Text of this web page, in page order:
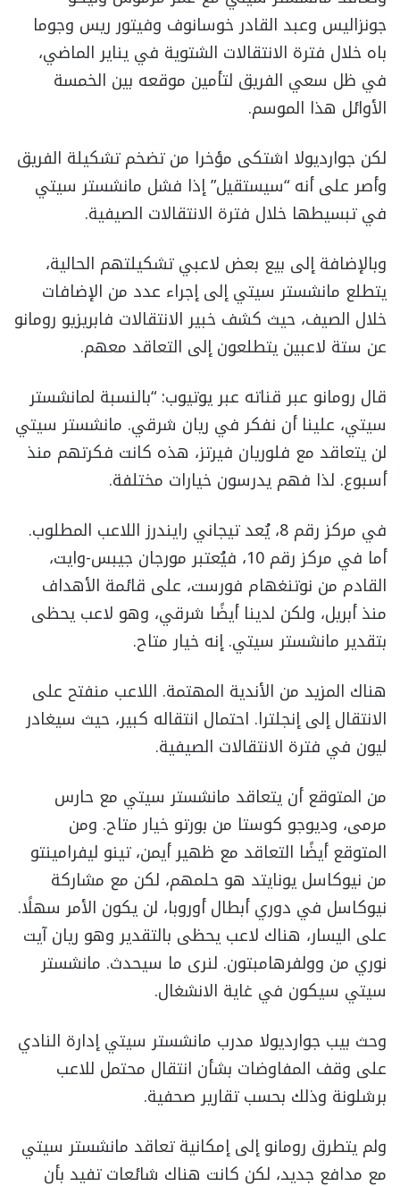
جونزاليس وعبد القادر خوسانوف وفيتور ريس وجوما
باه خلال فترة الانتقالات الشتوية في يناير الماضي،
في ظل سعي الفريق لتأمين موقعه بين الخمسة
الأوائل هذا الموسم.
لكن جوارديولا اشتكى مؤخرا من تضخم تشكيلة الفريق
وأصر على أنه “سيستقيل” إذا فشل مانشستر سيتي
في تبسيطها خلال فترة الانتقالات الصيفية.
وبالإضافة إلى بيع بعض لاعبي تشكيلتهم الحالية،
يتطلع مانشستر سيتي إلى إجراء عدد من الإضافات
خلال الصيف، حيث كشف خبير الانتقالات فابريزيو رومانو
عن ستة لاعبين يتطلعون إلى التعاقد معهم.
قال رومانو عبر قناته عبر يوتيوب: “بالنسبة لمانشستر
سيتي، علينا أن نفكر في ريان شرقي. مانشستر سيتي
لن يتعاقد مع فلوريان فيرتز، هذه كانت فكرتهم منذ
أسبوع. لذا فهم يدرسون خيارات مختلفة.
في مركز رقم 8، يُعد تيجاني رايندرز اللاعب المطلوب.
أما في مركز رقم 10، فيُعتبر مورجان جيبس-وايت،
القادم من نوتنغهام فورست، على قائمة الأهداف
منذ أبريل، ولكن لدينا أيضًا شرقي، وهو لاعب يحظى
بتقدير مانشستر سيتي. إنه خيار متاح.
هناك المزيد من الأندية المهتمة. اللاعب منفتح على
الانتقال إلى إنجلترا. احتمال انتقاله كبير، حيث سيغادر
ليون في فترة الانتقالات الصيفية.
من المتوقع أن يتعاقد مانشستر سيتي مع حارس
مرمى، وديوجو كوستا من بورتو خيار متاح. ومن
المتوقع أيضًا التعاقد مع ظهير أيمن، تينو ليفرامينتو
من نيوكاسل يونايتد هو حلمهم، لكن مع مشاركة
نيوكاسل في دوري أبطال أوروبا، لن يكون الأمر سهلًا.
على اليسار، هناك لاعب يحظى بالتقدير وهو ريان آيت
نوري من وولفرهامبتون. لنرى ما سيحدث. مانشستر
سيتي سيكون في غاية الانشغال.
وحث بيب جوارديولا مدرب مانشستر سيتي إدارة النادي
على وقف المفاوضات بشأن انتقال محتمل للاعب
برشلونة وذلك بحسب تقارير صحفية.
ولم يتطرق رومانو إلى إمكانية تعاقد مانشستر سيتي
مع مدافع جديد، لكن كانت هناك شائعات تفيد بأن